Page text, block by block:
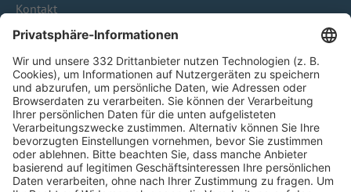
Kontakt
HÄUFIG BESUCHTE SEITEN
Pässe und Vereinswechsel
Trainerausbildung
Schulungsangebot Vereinsmitarbeiter
BFV-Geschäftsstellen
Trainerbörse